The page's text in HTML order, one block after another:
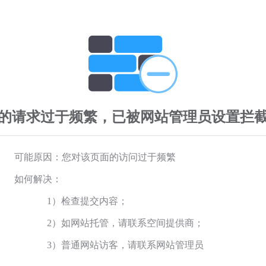
请求过于频繁，已被网站管理员设置拦
可能原因：您对该页面的访问过于频繁
如何解决：
1）检查提交内容；
2）如网站托管，请联系空间提供商；
3）普通网站访客，请联系网站管理员